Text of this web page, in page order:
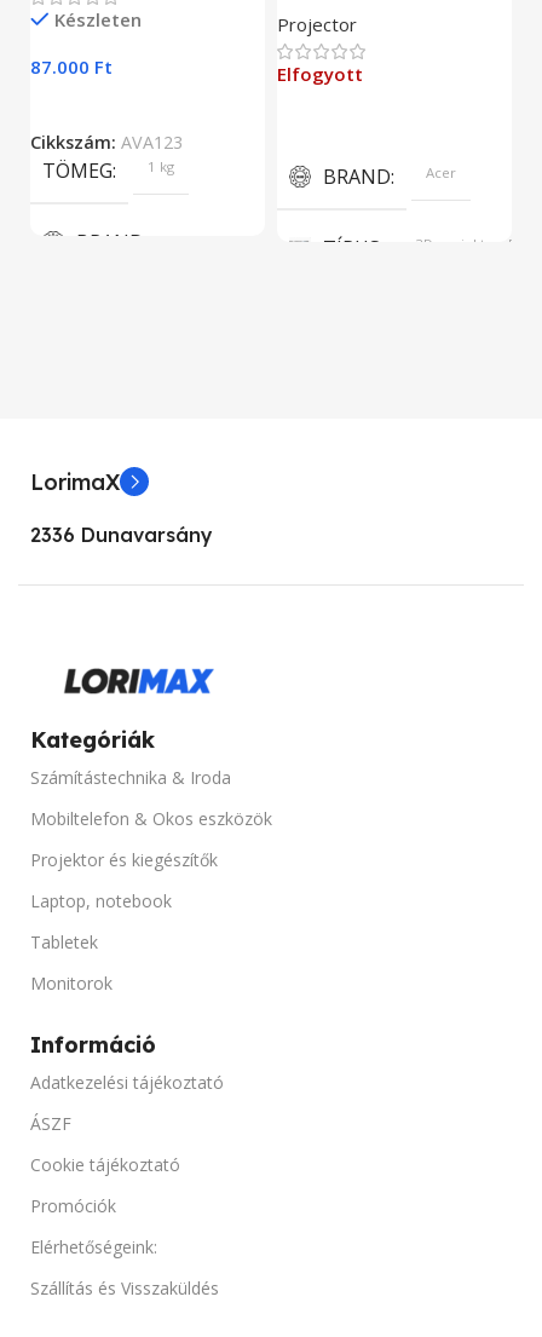
Készleten
87.000 Ft
Cikkszám: AVA123
TÖMEG 1 kg
BRAND
KIJELZŐ TIPUSA
Intel Atom
MEMÓRIA KAPACITÁS
4 GB
TÁRHELY
64 GB SSD
TERMÉK ÁLLAPOT
Projector
Elfogyott
BRAND Acer
TÍPUS 3D projektor, DLP
FÉNYERŐ 3000 lumen
LorimaX
2336 Dunavarsány
Kategóriák
Számítástechnika & Iroda
Mobiltelefon & Okos eszközök
Projektor és kiegészítők
Laptop, notebook
Tabletek
Monitorok
Információ
Adatkezelési tájékoztató
ÁSZF
Cookie tájékoztató
Promóciók
Elérhetőségeink:
Szállítás és Visszaküldés